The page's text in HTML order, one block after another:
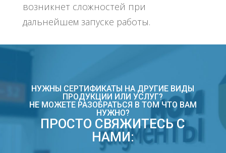
возникнет сложностей при
дальнейшем запуске работы.
НУЖНЫ СЕРТИФИКАТЫ НА ДРУГИЕ ВИДЫ
ПРОДУКЦИИ ИЛИ УСЛУГ?
НЕ МОЖЕТЕ РАЗОБРАТЬСЯ В ТОМ ЧТО ВАМ
НУЖНО?
ПРОСТО СВЯЖИТЕСЬ С
НАМИ: